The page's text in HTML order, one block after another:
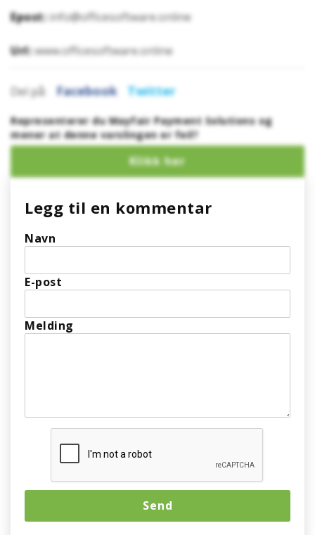
Epost:info@officesoftware.online
Url:www.officesoftware.online
Del på: Facebook Twitter
Representerer du Mayfair Payment Solutions og
mener at denne varslingen er feil?
Legg til en kommentar
Navn
E-post
Melding